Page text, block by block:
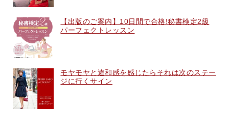
【出版のご案内】10日間で合格!秘書検定2級
パーフェクトレッスン
モヤモヤと違和感を感じたらそれは次のステー
ジに行くサイン